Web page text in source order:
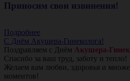
Приносим свои извинения!
Подробнее
С Днём Акушера-Гинеколога!
Поздравляем с Днём Акушера-
Спасибо за ваш труд, заботу и тепло!
Желаем вам любви, здоровья и
моментов!